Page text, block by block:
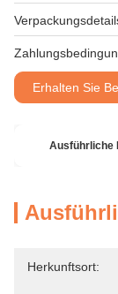
Erhalten Sie
Ausführliche
Herkunftsort: